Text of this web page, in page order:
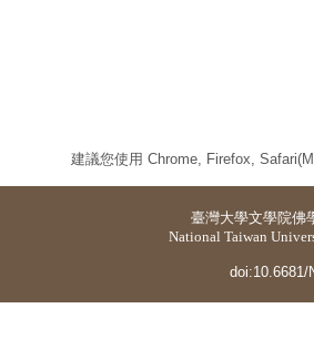
建議您使用 Chrome, Firefox,
臺灣大學文學院佛
National Taiwan
doi:10.6681/